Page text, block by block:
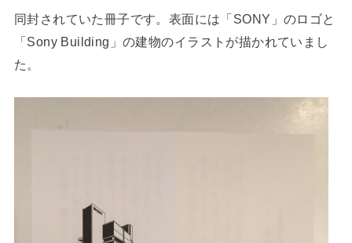
同封されていた冊子です。表面には「SONY」のロゴと
「Sony Building」の建物のイラストが描かれていまし
た。